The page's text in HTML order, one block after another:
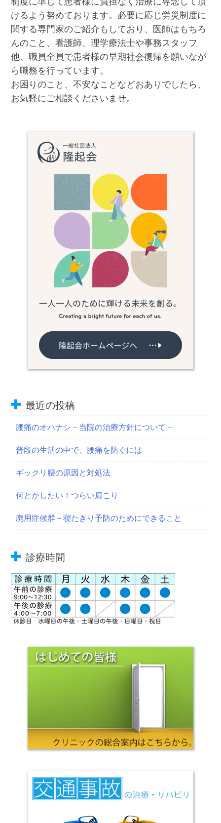
けるよう努めております。必要に応じ労災制度に
関する専門家のご紹介もしており、医師はもちろ
んのこと、看護師、理学療法士や事務スタッフ
他、職員全員で患者様の早期社会復帰を願いなが
ら職務を行っています。
お困りのこと、不安なことなどおありでしたら、
お気軽にご相談くださいませ。
最近の投稿
腰痛のオハナシ－当院の治療方針について－
普段の生活の中で、腰痛を防ぐには
ギックリ腰の原因と対処法
何とかしたい！つらい肩こり
廃用症候群－寝たきり予防のためにできること
診療時間